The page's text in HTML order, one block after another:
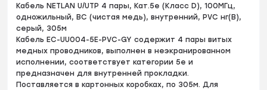
Кабель NETLAN U/UTP 4 пары, Кат.5e (Класс D), 100МГц,
одножильный, BC (чистая медь), внутренний, PVC нг(B),
серый, 305м
Кабель EC-UU004-5E-PVC-GY содержит 4 пары витых
медных проводников, выполнен в неэкранированном
исполнении, соответствует категории 5e и
предназначен для внутренней прокладки.
Поставляется в картонных коробках, по 305м. Для